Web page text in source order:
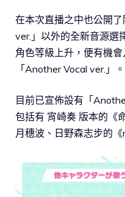
在本次直播之中也公開
ver.」以外的全新音源選
角色等級上升，便有機
「Another Vocal ver.」。
目前已宣佈設有「
包括有 宵崎奏 版本的《
月穗波、日野森志步的《